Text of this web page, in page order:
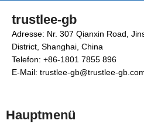
trustlee-gb
Adresse: Nr. 307 Qianxin Road,
District, Shanghai, China
Telefon: +86-1801 7855 896
E-Mail: trustlee-gb@trustlee-
Hauptmenü